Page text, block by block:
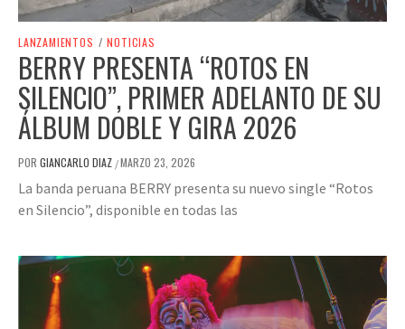
LANZAMIENTOS / NOTICIAS
BERRY PRESENTA “ROTOS EN
SILENCIO”, PRIMER ADELANTO DE SU
ÁLBUM DOBLE Y GIRA 2026
POR GIANCARLO DIAZ /MARZO 23, 2026
La banda peruana BERRY presenta su nuevo single “Rotos
en Silencio”, disponible en todas las